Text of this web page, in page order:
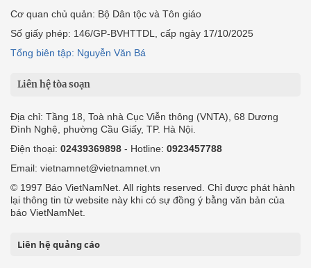
Cơ quan chủ quản: Bộ Dân tộc và Tôn giáo
Số giấy phép: 146/GP-BVHTTDL, cấp ngày 17/10/2025
Tổng biên tập: Nguyễn Văn Bá
Liên hệ tòa soạn
Địa chỉ: Tầng 18, Toà nhà Cục Viễn thông (VNTA), 68 Dương
Đình Nghệ, phường Cầu Giấy, TP. Hà Nội.
Điện thoại: 02439369898 - Hotline: 0923457788
Email: vietnamnet@vietnamnet.vn
© 1997 Báo VietNamNet. All rights reserved. Chỉ được phát hành
lại thông tin từ website này khi có sự đồng ý bằng văn bản của
báo VietNamNet.
Liên hệ quảng cáo